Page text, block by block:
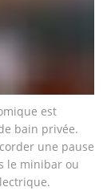
est
bain privée.
une pause
le minibar ou